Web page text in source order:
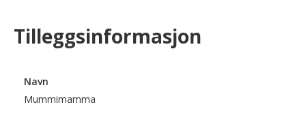
Tilleggsinformasjon
Navn
Mummimamma